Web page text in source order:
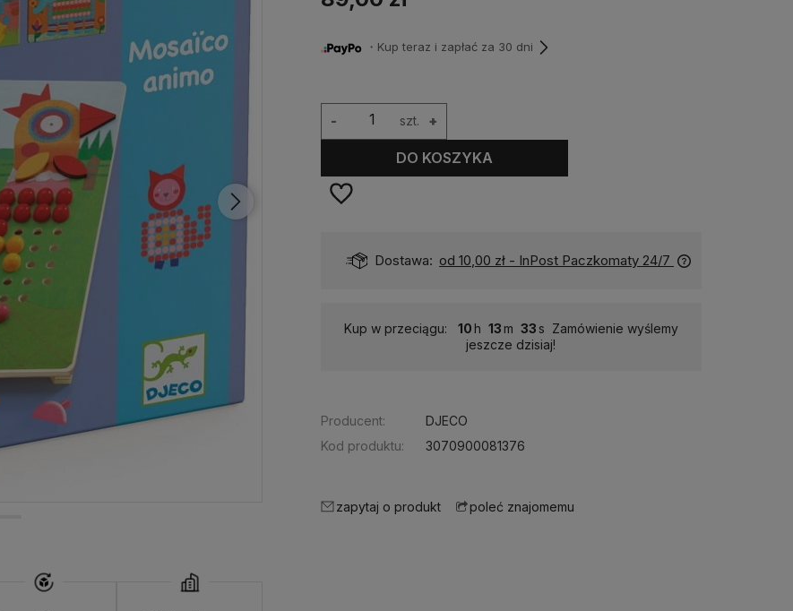
・Kup teraz i zapłać za 30 dni
szt. +
-
DO KOSZYKA
Dostępność: Dostępny Dostawa: od 10,00 zł - InPost Paczkomaty 24/7
Kup w przeciągu: 10 13 32
Zamówienie wyślemy
jeszcze dzisiaj!
Producent:
DJECO
Kod produktu:
3070900081376
zapytaj o produkt poleć znajomemu